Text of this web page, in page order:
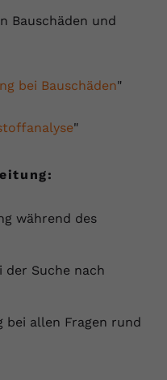
Bauschäden und
bei Bauschäden"
"
während des
der Suche nach
bei allen Fragen rund